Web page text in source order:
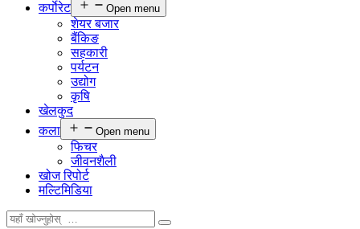
कर्पाेरेट
Open menu
शेयर बजार
बैंकिङ
सहकारी
पर्यटन
उद्योग
कृषि
खेलकुद
कला
Open menu
फिचर
जीवनशैली
खोज रिपोर्ट
मल्टिमिडिया